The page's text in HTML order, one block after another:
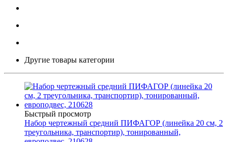
Другие товары категории
Быстрый просмотр
Набор чертежный средний ПИФАГОР (линейка 20 см, 2
треугольника, транспортир), тонированный,